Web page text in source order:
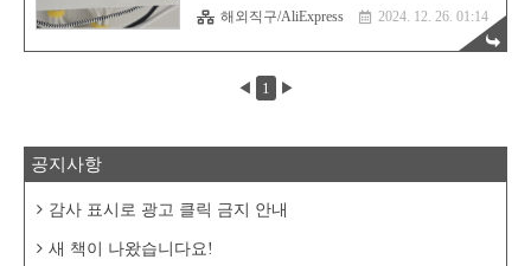
품인 것 같아요. 똑같은 제품인데 브랜드가
다양했거든요. 아무튼 어썸테크에서 내놓은
제품이니 일단 품질은 보증이 된 녀석으로
추측됩니다. 어썸테크 물건을 몇 개 써봤는
데 확실히 괜찮았습니다. 첫 인상이 좋았던
이고요. 제품 패키지입니다. 깔끔하죠?
하고 있는 퀵차지 고속 충전기 수준입니다.
로 합쳐놓은 녀석이라고 생각하시면 됩니다.
해외직구/AliExpress 2024. 12. 26. 01:14
◀ 1 ▶
공지사항
감사 표시로 광고 클릭 금지 안내
새 책이 나왔습니다요!